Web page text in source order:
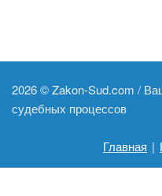
2026 ©Zakon-Sud.com /
судебных процессов
Главная |